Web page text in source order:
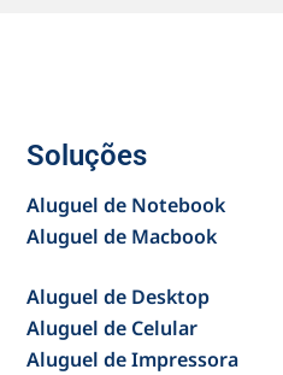
Soluções
Aluguel de Notebook
Aluguel de Macbook
Aluguel de Desktop
Aluguel de Celular
Aluguel de Impressora